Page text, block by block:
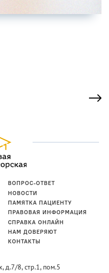
ВОПРОС-ОТВЕТ
НОВОСТИ
ПАМЯТКА ПАЦИЕНТУ
ПРАВОВАЯ ИНФОРМАЦИЯ
СПРАВКА ОНЛАЙН
НАМ ДОВЕРЯЮТ
КОНТАКТЫ
д.7/8, стр.1, пом.5